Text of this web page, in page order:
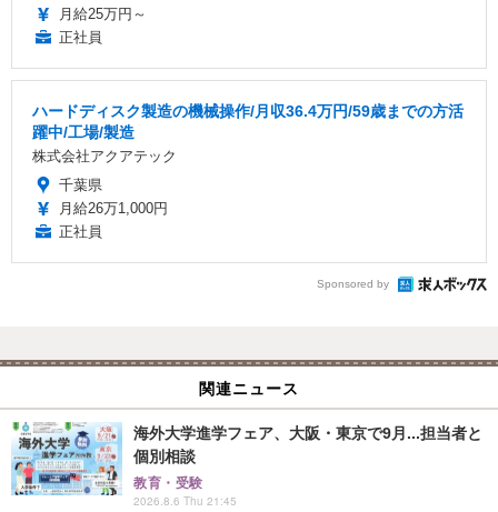
月給25万円～
正社員
ハードディスク製造の機械操作/月収36.4万円/59歳までの方活
躍中/工場/製造
株式会社アクアテック
千葉県
月給26万1,000円
正社員
Sponsored by
関連ニュース
海外大学進学フェア、大阪・東京で9月...担当者と
個別相談
教育・受験
2026.8.6 Thu 21:45